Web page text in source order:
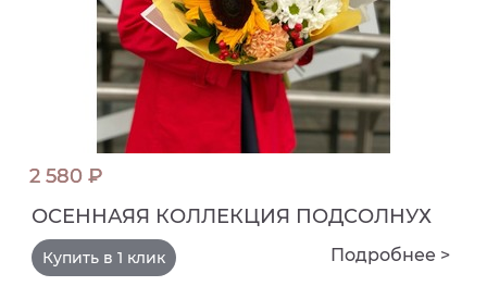
2 580 ₽
ОСЕННАЯЯ КОЛЛЕКЦИЯ ПОДСОЛНУХ
Купить в 1 клик Подробнее >